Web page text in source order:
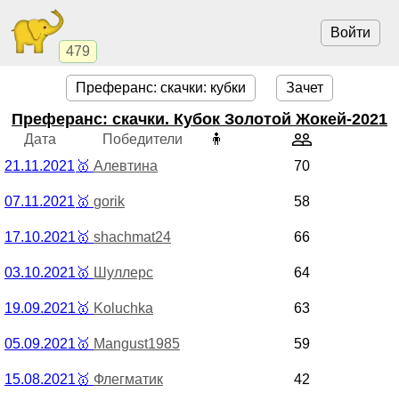
479
Войти
Преферанс: скачки: кубки Зачет
Преферанс: скачки. Кубок Золотой Жокей-2021
Дата Победители
🧍
21.11.2021 🥇 Алевтина 70
07.11.2021 🥇 gorik 58
17.10.2021 🥇 shachmat24 66
03.10.2021 🥇 Шуллерс 64
19.09.2021 🥇 Koluchka 63
05.09.2021 🥇 Mangust1985 59
15.08.2021 🥇 Флегматик 42